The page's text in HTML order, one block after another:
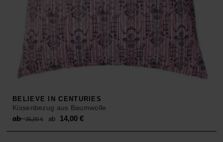
BELIEVE IN CENTURIES
Kissenbezug aus Baumwolle
ab35,00€
Original
price
ab 14,00 €Current
price